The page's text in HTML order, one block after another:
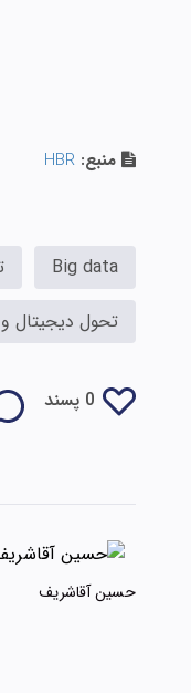
منبع: HBR
Big data
تحول دیجیتال
0 پسند
حسین آقاشریف